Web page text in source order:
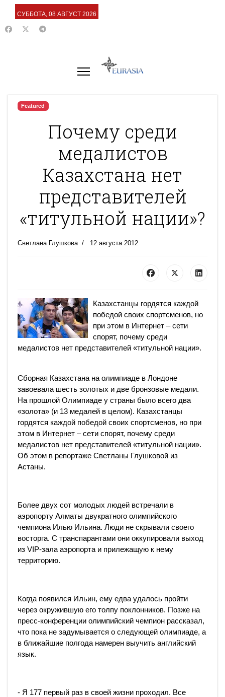
СУББОТА, 08 АВГУСТ 2026
Featured
Почему среди
медалистов
Казахстана нет
представителей
«титульной нации»?
Светлана Глушкова 12 августа 2012
Казахстанцы гордятся каждой
победой своих спортсменов, но
при этом в Интернет – сети
спорят, почему среди
медалистов нет представителей «титульной нации».
Cборная Казахстана на олимпиаде в Лондоне
завоевала шесть золотых и две бронзовые медали.
На прошлой Олимпиаде у страны было всего два
«золота» (и 13 медалей в целом). Казахстанцы
гордятся каждой победой своих спортсменов, но при
этом в Интернет – сети спорят, почему среди
медалистов нет представителей «титульной нации».
Об этом в репортаже Светланы Глушковой из
Астаны.
Более двух сот молодых людей встречали в
аэропорту Алматы двукратного олимпийского
чемпиона Илью Ильина. Люди не скрывали своего
восторга. С транспарантами они оккупировали выход
из VIP-зала аэропорта и прилежащую к нему
территорию.
Когда появился Ильин, ему едва удалось пройти
через окружившую его толпу поклонников. Позже на
пресс-конференции олимпийский чемпион рассказал,
что пока не задумывается о следующей олимпиаде, а
в ближайшие полгода намерен выучить английский
язык.
- Я 177 первый раз в своей жизни проходил. Все